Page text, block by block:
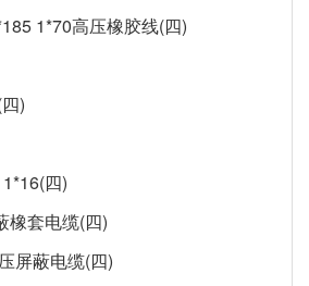
1*70高压橡胶线(四)
)
四)
橡套电缆(四)
屏蔽电缆(四)